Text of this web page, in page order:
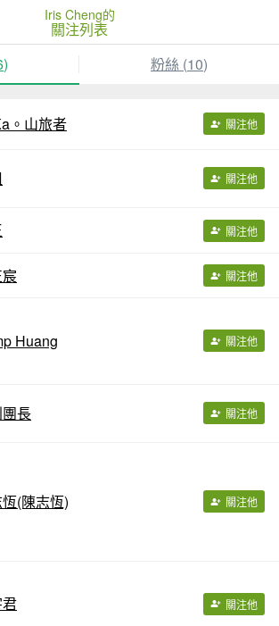
Iris Cheng的
關注列表
) 粉絲 (10)
。山旅者 關注他
關注他
關注他
關注他
Huang 關注他
長 關注他
(陳志恆) 關注他
關注他